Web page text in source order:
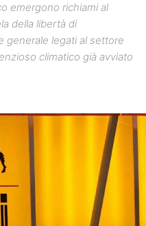
emergono richiami al
della libertà di
generale legati al settore
climatico già avviato